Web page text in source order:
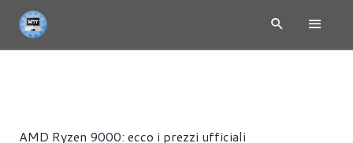
AMD Ryzen 9000: ecco i prezzi ufficiali